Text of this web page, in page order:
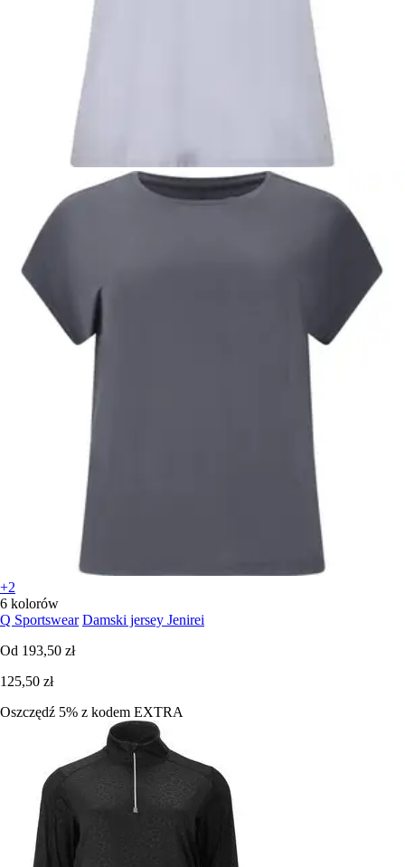
+2
6 kolorów
Q Sportswear Damski jersey Jenirei
Od 193,50 zł
125,50 zł
Oszczędź 5% z kodem EXTRA